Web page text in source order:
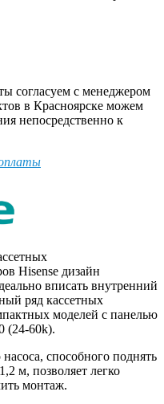
согласуем с менеджером
в Красноярске можем
непосредственно к
Hisense дизайн
вписать внутренний
ряд кассетных
моделей с панелью
(24-60k).
способного поднять
м, позволяет легко
монтаж.